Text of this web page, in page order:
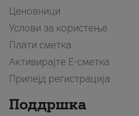
Ценовници
Услови за користење
Плати сметка
Активирајте Е-сметка
Припејд регистрација
Поддршка